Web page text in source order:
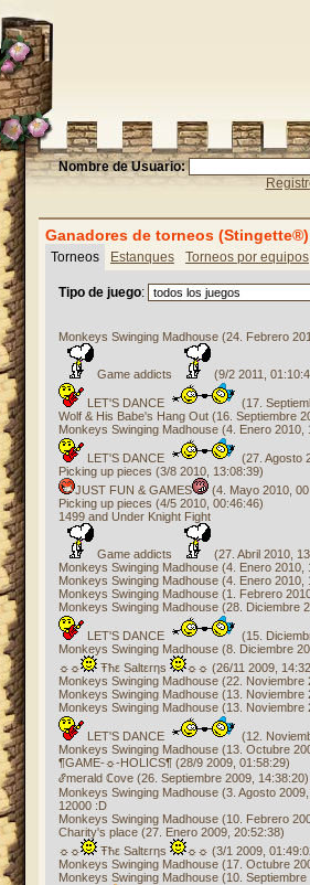
Nombre de Usuario:
Ganadores de torneos (Stingette®)
Torneos Estanques Torneos por equipos
Tipo de juego:
Monkeys Swinging Madhouse (24. Febrero
Game addicts (9/2 2011,
LET'S DANCE
(17.
Wolf & His Babe's Hang Out (16. Septiembre
Monkeys Swinging Madhouse (4. Enero 2010,
LET'S DANCE
(27. Agosto
Picking up pieces (3/8 2010, 13:08:39)
JUST FUN & GAMES
(4. Mayo 2010,
Picking up pieces (4/5 2010, 00:46:46)
1499 and Under Knight Fight
Game addicts
(27. Abril 2010,
Monkeys Swinging Madhouse (4. Enero 2010,
Monkeys Swinging Madhouse (4. Enero 2010,
Monkeys Swinging Madhouse (1. Febrero
Monkeys Swinging Madhouse (28. Diciembre
LET'S DANCE
(15.
Monkeys Swinging Madhouse (8. Diciembre
☼☼
Ŧħε Saltεrηs
☼☼ (26/11 2009,
Monkeys Swinging Madhouse (22. Noviembre
Monkeys Swinging Madhouse (13. Noviembre
Monkeys Swinging Madhouse (13. Noviembre
LET'S DANCE
(12.
Monkeys Swinging Madhouse (13. Octubre
¶GAME-☼-HOLICS¶ (28/9 2009, 01:58:29)
ℰmerald ℂove (26. Septiembre 2009, 14:38:20)
Monkeys Swinging Madhouse (3. Agosto
12000 :D
Monkeys Swinging Madhouse (10. Febrero
Charity's place (27. Enero 2009, 20:52:38)
☼☼
Ŧħε Saltεrηs
☼☼ (3/1 2009,
Monkeys Swinging Madhouse (17. Octubre
Monkeys Swinging Madhouse (10.